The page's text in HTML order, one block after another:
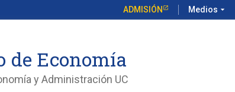
ADMISIÓN Medios arrow_drop_down
de Economía
y Administración UC